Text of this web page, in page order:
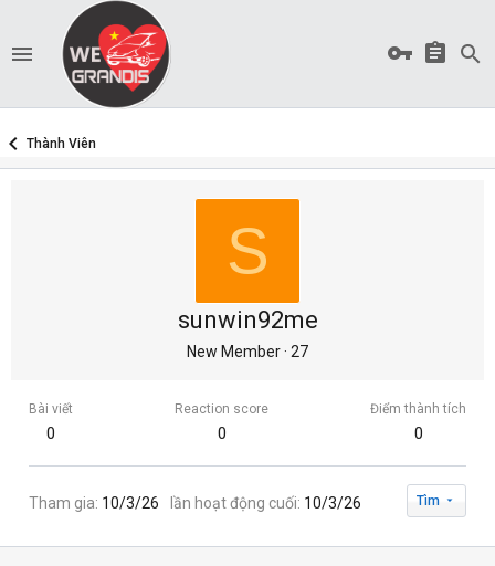
Thành Viên
S
sunwin92me
New Member· 27
Bài viết
0
Reaction score
0
Điểm thành tích
0
Tham gia 10/3/26 lần hoạt động cuối 10/3/26 Tìm